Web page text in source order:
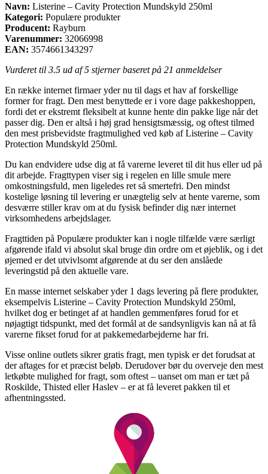
Navn: Listerine – Cavity Protection Mundskyld 250ml
Kategori: Populære produkter
Producent: Rayburn
Varenummer: 32066998
EAN: 3574661343297
Vurderet til 3.5 ud af 5 stjerner baseret på 21 anmeldelser
En række internet firmaer yder nu til dags et hav af forskellige
former for fragt. Den mest benyttede er i vore dage pakkeshoppen,
fordi det er ekstremt fleksibelt at kunne hente din pakke lige når det
passer dig. Den er altså i høj grad hensigtsmæssig, og oftest tilmed
den mest prisbevidste fragtmulighed ved køb af Listerine – Cavity
Protection Mundskyld 250ml.
Du kan endvidere udse dig at få varerne leveret til dit hus eller ud på
dit arbejde. Fragttypen viser sig i regelen en lille smule mere
omkostningsfuld, men ligeledes ret så smertefri. Den mindst
kostelige løsning til levering er unægtelig selv at hente varerne, som
desværre stiller krav om at du fysisk befinder dig nær internet
virksomhedens arbejdslager.
Fragttiden på Populære produkter kan i nogle tilfælde være særligt
afgørende ifald vi absolut skal bruge din ordre om et øjeblik, og i det
øjemed er det utvivlsomt afgørende at du ser den anslåede
leveringstid på den aktuelle vare.
En masse internet selskaber yder 1 dags levering på flere produkter,
eksempelvis Listerine – Cavity Protection Mundskyld 250ml,
hvilket dog er betinget af at handlen gemmenføres forud for et
nøjagtigt tidspunkt, med det formål at de sandsynligvis kan nå at få
varerne fikset forud for at pakkemedarbejderne har fri.
Visse online outlets sikrer gratis fragt, men typisk er det forudsat at
der aftages for et præcist beløb. Derudover bør du overveje den mest
letkøbte mulighed for fragt, som oftest – uanset om man er tæt på
Roskilde, Thisted eller Haslev – er at få leveret pakken til et
afhentningssted.